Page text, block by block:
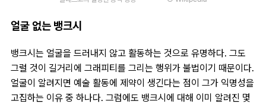
얼굴 없는 뱅크시
뱅크시는 얼굴을 드러내지 않고 활동하는 것으로 유명하다. 그도
그럴 것이 길거리에 그래피티를 그리는 행위가 불법이기 때문이다.
얼굴이 알려지면 예술 활동에 제약이 생긴다는 점이 그가 익명성을
고집하는 이유 중 하나다. 그럼에도 뱅크시에 대해 이미 알려진 몇